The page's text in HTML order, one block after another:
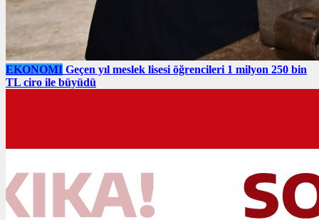
EKONOMI Geçen yıl meslek lisesi öğrencileri 1 milyon 250 bin
TL ciro ile büyüdü